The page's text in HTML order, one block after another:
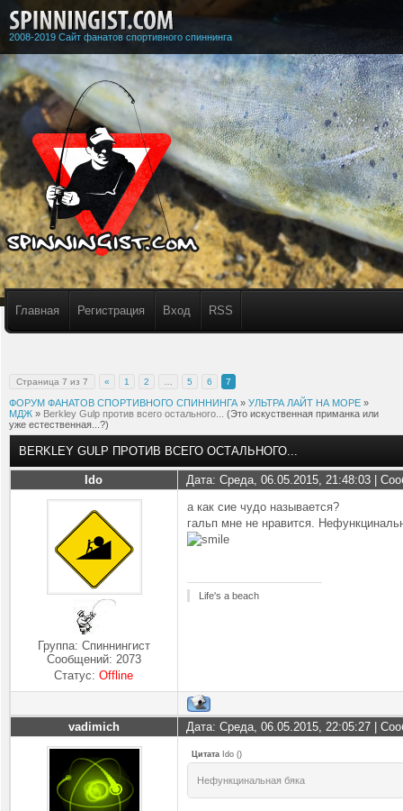
2008-2019 Сайт фанатов спортивного спиннинга
Главная Регистрация Вход RSS
Страница 7 из 7 « 1 2 5 6 7
ФОРУМ ФАНАТОВ СПОРТИВНОГО СПИННИНГА » УЛЬТРА ЛАЙТ НА МОРЕ »
МДЖ » Berkley Gulp против всего остального...
(Это искуственная приманка или
уже естественная...?)
BERKLEY GULP ПРОТИВ ВСЕГО ОСТАЛЬНОГО...
Ido Дата: Среда, 06.05.2015, 21:48:03 |
Группа: Спиннингист
Сообщений: 2073
Статус:Offline
а как сие чудо называется?
гальп мне не нравится.
Life's a beach
vadimich Дата: Среда, 06.05.2015, 22:05:27 |
Цитата Ido ()
Нефункцинальная бяка